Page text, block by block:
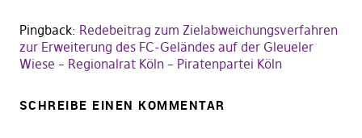
Pingback: Redebeitrag zum Zielabweichungsverfahren
zur Erweiterung des FC-Geländes auf der Gleueler
Wiese – Regionalrat Köln – Piratenpartei Köln
SCHREIBE EINEN KOMMENTAR